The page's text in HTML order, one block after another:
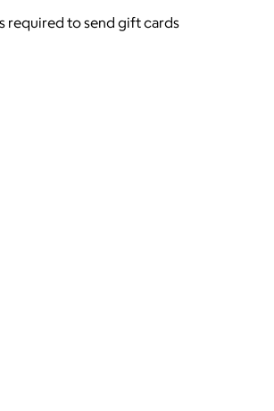
required to send gift cards